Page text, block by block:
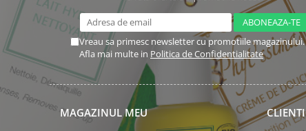
Vreau sa primesc newsletter cu promotiile magazinului.
Afla mai multe in Politica de Confidentialitate
MAGAZINUL MEU CLIENTI